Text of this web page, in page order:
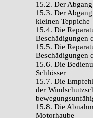
15.2. Der
15.3. Der
kleinen Teppiche
15.4. Die
Beschädigungen
15.5. Die
Beschädigungen
15.6. Die
Schlösser
15.7. Die
der
15.8. Die
Motorhaube